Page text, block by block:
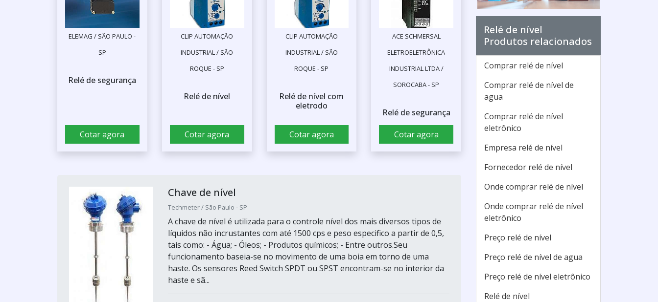
ELEMAG / SÃO PAULO -
SP
Relé de segurança
Cotar agora
CLIP AUTOMAÇÃO
INDUSTRIAL / SÃO
ROQUE - SP
Relé de nível
Cotar agora
CLIP AUTOMAÇÃO
INDUSTRIAL / SÃO
ROQUE - SP
Relé de nível com
eletrodo
Cotar agora
ACE SCHMERSAL
ELETROELETRÔNICA
INDUSTRIAL LTDA /
SOROCABA - SP
Relé de segurança
Cotar agora
Chave de nível
Techmeter / São Paulo - SP
A chave de nível é utilizada para o controle nível dos mais diversos tipos de
líquidos não incrustantes com até 1500 cps e peso especifico a partir de 0,5,
tais como: - Água; - Óleos; - Produtos químicos; - Entre outros.Seu
funcionamento baseia-se no movimento de uma boia em torno de uma
haste. Os sensores Reed Switch SPDT ou SPST encontram-se no interior da
haste e sã...
Relé de nível
Produtos relacionados
Comprar relé de nível
Comprar relé de nível de
agua
Comprar relé de nível
eletrônico
Empresa relé de nível
Fornecedor relé de nível
Onde comprar relé de nível
Onde comprar relé de nível
eletrônico
Preço relé de nível
Preço relé de nível de agua
Preço relé de nível eletrônico
Relé de nível